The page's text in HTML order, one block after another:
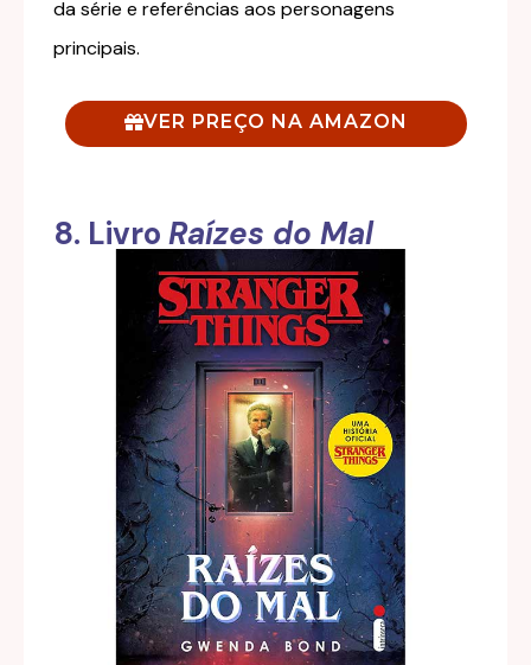
da série e referências aos personagens
principais.
VER PREÇO NA AMAZON
8. Livro Raízes do Mal